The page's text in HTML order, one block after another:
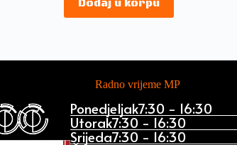
Dodaj u korpu
Radno vrijeme MP
Ponedjeljak7:30 - 16:30
Utorak7:30 - 16:30
Srijeda7:30 - 16:30